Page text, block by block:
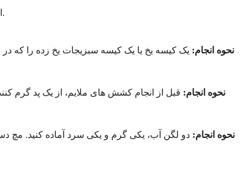
است. نکته این است که بدانید چه زمانی از کدام یک استفاده کنید.
نحوه انجام:
نحوه انجام:
نحوه انجام: